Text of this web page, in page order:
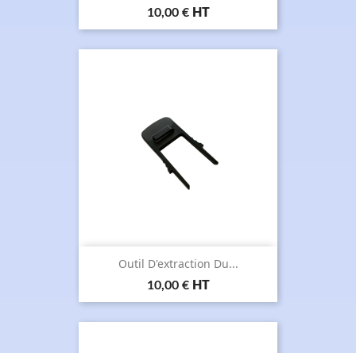
Prix
10,00 € HT
Outil D'extraction Du...
Prix
10,00 € HT